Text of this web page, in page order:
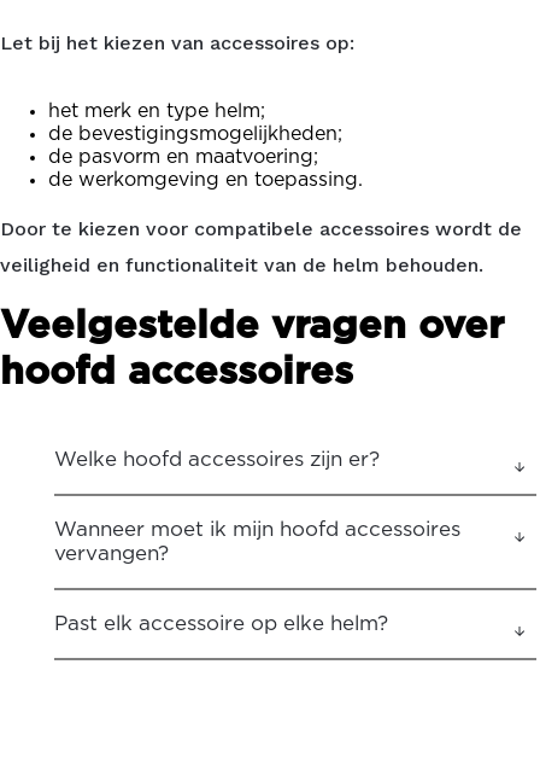
Let bij het kiezen van accessoires op:
het merk en type helm;
de bevestigingsmogelijkheden;
de pasvorm en maatvoering;
de werkomgeving en toepassing.
Door te kiezen voor compatibele accessoires wordt de
veiligheid en functionaliteit van de helm behouden.
Veelgestelde vragen over
hoofd accessoires
Welke hoofd accessoires zijn er?
Wanneer moet ik mijn hoofd accessoires
vervangen?
Past elk accessoire op elke helm?